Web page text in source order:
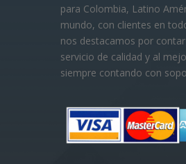
para Colombia, Latino
mundo, con clientes en
nos destacamos por
servicio de calidad y al
siempre contando con